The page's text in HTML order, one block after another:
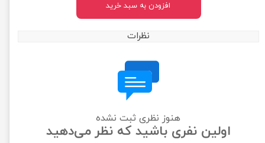
افزودن به سبد خرید
نظرات
هنوز نظری ثبت نشده
اولین نفری باشید که نظر می‌دهید